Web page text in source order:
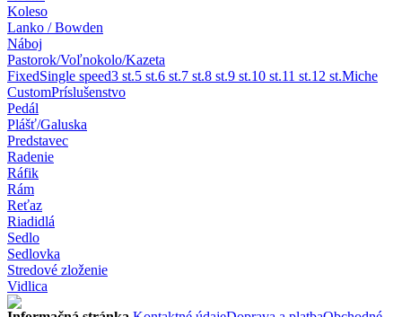
Koleso
Lanko / Bowden
Náboj
Pastorok/Voľnokolo/Kazeta
FixedSingle speed3 st.5 st.6 st.7 st.8 st.9 st.10 st.11 st.12 st.Miche
CustomPríslušenstvo
Pedál
Plášť/Galuska
Predstavec
Radenie
Ráfik
Rám
Reťaz
Riadidlá
Sedlo
Sedlovka
Stredové zloženie
Vidlica